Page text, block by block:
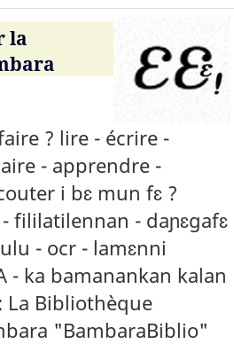
la
? lire - écrire -
- apprendre -
i bɛ mun fɛ ?
fililatilennan - daɲɛgafɛ
- ocr - lamɛnni
- ka bamanankan kalan
La Bibliothèque
"BambaraBiblio"